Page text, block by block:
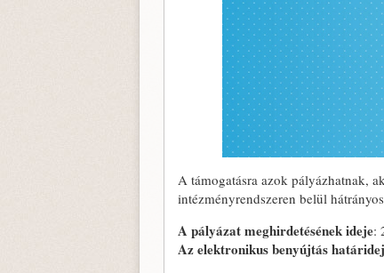
A támogatásra azok pályázhatnak,
intézményrendszeren belül
A pályázat meghirdetésének ideje:
Az elektronikus benyújtás